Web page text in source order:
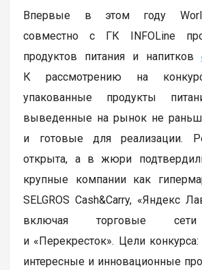
Впервые в этом году
совместно с ГК INFOLine
продуктов питания и напитков
К рассмотрению на
упакованные продукты
выведенные на рынок не
и готовые для реализации.
открыта, а в жюри
крупные компании как
SELGROS Cash&Carry, «Яндекс
включая торговые сети
и «Перекресток». Цели
интересные и инновационные